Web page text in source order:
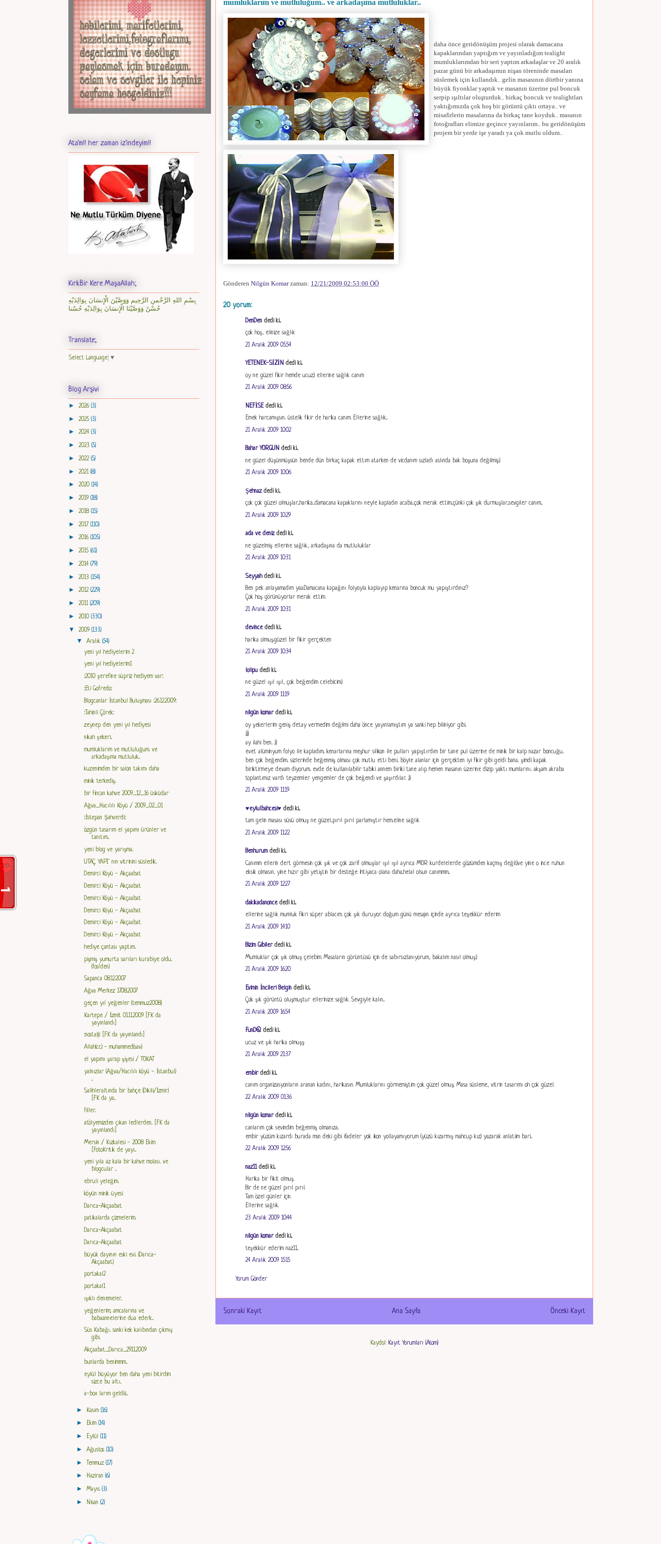
mumluklarım ve mutluluğum.. ve arkadaşıma mutluluklar..
daha önce geridönüşüm projesi olarak damacana
kapaklarından yaptığım ve yayınladığım tealight
mumluklarımdan bir seri yaptım arkadaşlar ve 20 aralık
pazar günü bir arkadaşımın nişan töreninde masaları
süslemek için kullandık.. gelin masasının dörtbir yanına
büyük fiyonklar yaptık ve masanın üzerine pul boncuk
serpip ışıltılar oluşturduk.. birkaç boncuk ve tealightları
yaktığımızda çok hoş bir görüntü çıktı ortaya.. ve
misafirlerin masalarına da birkaç tane koyduk.. masanın
fotoğrafları elimize geçince yayınlarım.. bu geridönüşüm
projem bir yerde işe yaradı ya çok mutlu oldum..
Gönderen Nilgün Komar zaman: 12/21/2009 02:53:00 ÖÖ
20 yorum:
DenDen dedi ki...
çok hoş, elinize sağlık
21 Aralık 2009 05:54
YETENEK-SİZİN dedi ki...
oy ne güzel fikir hemde ucuz:) ellerine sağlık canım
21 Aralık 2009 08:56
NEFİSEdedi ki...
Emek harcamışsın.. üstelik fikir de harika canım. Ellerine sağlık...
21 Aralık 2009 10:02
Bahar YORGUN dedi ki...
ne güzel düşünmüşsün bende dün birkaç kapak ettım atarken de vicdanım sızladı aslında bak boşuna değilmiş:)
21 Aralık 2009 10:06
Şehnazdedi ki...
çok çok güzel olmuşlar....harika....damacana kapaklarını neyle kapladın acaba...çok merak ettim...çünki çok şık durmuşlar...sevgiler canım...
21 Aralık 2009 10:29
ada ve denizdedi ki...
ne güzelmiş ellerine sağlık, arkadaşına da mutluluklar
21 Aralık 2009 10:31
Seyyahdedi ki...
Ben pek anlayamadım yaa.Damacana kapağını folyoyla kaplayıp kenarına boncuk mu yapıştırdınız?
Çok hoş görünüyorlar merak ettim.
21 Aralık 2009 10:31
devincededi ki...
harika olmuş.güzel bir fikir gerçekten
21 Aralık 2009 10:34
lolipu dedi ki...
ne güzel ışıl ışıl, çok beğendim celebicim:)
21 Aralık 2009 11:19
nilgün komardedi ki...
oy şekerlerim geniş detay vermedim değilmi daha önce yayınlamıştım ya sanki hep biliniyor gibi..
:)))
ay ilahi ben.. :))
evet alüminyum folyo ile kapladım.. kenarlarına meşhur silikon ile pulları yapıştırdım bir tane pul üzerine de minik bir kalp nazar boncuğu..
ben çok beğendim.. sizlerinde beğenmiş olması çok mutlu etti beni.. böyle alanlar için gerçekten iyi fikir gibi geldi bana.. şimdi kapak
biriktirmeye devam diyorum.. evde de kullanılabilir tabiki annem biriki tane alıp hemen masanın üzerine dizip yaktı mumlarını.. akşam akraba
toplantımız vardı teyzemler yengemler de çok beğendi ve şaşırdılar.. :))
21 Aralık 2009 11:19
♥eylulbahcesi♥ dedi ki...
tam gelin masası süsü olmuş ne güzel...pırıl pırıl parlamıştır hem..eline sağlık
21 Aralık 2009 11:22
Benhurumdedi ki...
Canımm ellerin dert görmesin çok şık ve çok zarif olmuşlar ışıl ışıl ayrıca MOR kurdelelerde gözümden kaçmış değil:)ve yine o ince ruhun
eksik olmasın.. yine hızır gibi yetiştin bir desteğe ihtiyaca olana daha..helal olsun canımmm...
21 Aralık 2009 12:27
dakikadanoncededi ki...
ellerine sağlık mumluk fikri süper ablacım. çok şık duruyor. doğum günü mesajın içinde ayrıca teşekkür ederim
21 Aralık 2009 14:10
Bizim Gibilerdedi ki...
Mumluklar çok şık olmuş çelebim. Masaların görüntüsü için de sabırsızlanıyorum, bakalım nasıl olmuş:)
21 Aralık 2009 16:20
Evimin İncileri Belgin dedi ki...
Çok şık görüntü oluşmuştur ellerinize sağlık. Sevgiyle kalın...
21 Aralık 2009 16:54
FunD@ dedi ki...
ucuz ve şık harika olmuşş
21 Aralık 2009 21:37
embirdedi ki...
canım organizasyonların aranan kadını, harikasın. Mumluklarını görmemiştim çok güzel olmuş. Masa süsleme, vitrin tasarımı oh çok güzel.
22 Aralık 2009 01:36
nilgün komardedi ki...
canlarım çok sevindim beğenmiş olmanıza..
embir yüzüm kızardı burada msn deki gibi ifadeler yok ikon yollayamıyorum (yüzü kızarmış mahcup kız) yazarak anlatiim bari...
22 Aralık 2009 12:56
naz11dedi ki...
Harika bir fikit olmuş.
Bir de ne güzel pırıl pırıl.
Tam özel günler için.
Ellerine sağlık.
23 Aralık 2009 10:44
nilgün komardedi ki...
teşekkür ederim naz11...
24 Aralık 2009 15:15
Yorum Gönder
Sonraki Kayıt Önceki Kayıt
Ana Sayfa
Kaydol: Kayıt Yorumları (Atom)
Ata'm!! her zaman iz'indeyim!!
KırkBir Kere MaşaAllah;
بِسْمِ اللهِ الرَّحْمنِ الرَّحِيم وَوَصَّيْنَ الْإِنسَانَ بِوَالِدَيْهِ
حُسْنً وَوَصَّيْنَا الْإِنسَانَ بِوَالِدَيْهِ حُسْنا
Translate;
Select Language ▼
Blog Arşivi
► 2026 (3)
► 2025 (3)
► 2024 (3)
► 2023 (5)
► 2022 (5)
► 2021 (8)
► 2020 (14)
► 2019 (18)
► 2018 (15)
► 2017 (110)
► 2016 (105)
► 2015 (61)
► 2014 (79)
► 2013 (154)
► 2012 (229)
► 2011 (209)
► 2010 (330)
▼ 2009 (133)
▼ Aralık (54)
yeni yıl hediyelerim 2
yeni yıl hediyelerim1
::2010 şerefine süpriz hediyem var::
::Eti Gofredo::
Blogcanlar İstanbul Buluşması ::26.12.2009::
::Tahinli Çörek::
zeynep den yeni yıl hediyesi
nikah şekeri...
mumluklarım ve mutluluğum.. ve
arkadaşıma mutluluk...
kuzenimden bir salon takımı daha
minik terkediş..
bir fincan kahve 2009_12_16 üsküdar
Ağva_Hacılılı Köyü / 2009_02_01
:::İstepan Şahverdi:::
özgün tasarım el yapımı ürünler ve
tanıtım...
yeni blog ve yarışma..
UTAÇ YAPI' nın vitrinini süsledik..
Demirci Köyü - Akçaabat
Demirci Köyü - Akçaabat
Demirci Köyü - Akçaabat
Demirci Köyü - Akçaabat
Demirci Köyü - Akçaabat
Demirci Köyü - Akçaabat
hediye çantası yaptım..
pişmiş yumurta sarıları kurabiye oldu..
(fosi'den)
Sapanca 08.12.2007
Ağva Merkez 17.08.2007
geçen yıl yeğenler (temmuz2008)
Kartepe / İzmit 01.11.2009 [FK da
yayınlandı]
::nostalji:: [FK da yayınlandı]
Allah(cc) - muhammed(sav)
el yapımı şarap şişesi / TOKAT
yalnızlar (Ağva/Hacılılı köyü - İstanbul)
...
Salihleraltında bir bahçe (Dikili/İzmir)
[FK da ya...
filler..
atölyemizden çıkan ledlerden.. [FK da
yayınlandı]
Mersin / Kızkalesi - 2008 Ekim
[FotoKritik de yayı...
yeni yıla az kala bir kahve molası.. ve
blogcular ...
ebruli yeleğim..
köyün minik üyesi
Darıca-Akçaabat
patikalarda çizmelerim..
Darıca-Akçaabat
Darıca-Akçaabat
büyük dayının eski evi.. (Darıca-
Akçaabat)
portakal2
portakal1
ışıklı denemeler..
yeğenlerim; amcalarına ve
babaannelerine dua ederk...
Süs Kabağı.. sanki kek kalıbından çıkmış
gibi..
Akçaabat_Darıca_29.11.2009
bunlarda benimmm...
eylül büyüyor ben daha yeni bitirdim
sizce bu altı...
a-box larım geldiii....
► Kasım (16)
► Ekim (14)
► Eylül (11)
► Ağustos (10)
►Temmuz (17)
► Haziran (6)
► Mayıs (3)
► Nisan (2)